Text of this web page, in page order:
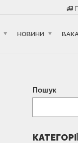
НОВИНИ
Пошук